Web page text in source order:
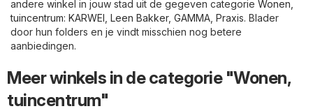
andere winkel in jouw stad uit de gegeven categorie Wonen,
tuincentrum: KARWEI Leen Bakker, GAMMA Praxis. Blader
door hun folders en je vindt misschien nog betere
aanbiedingen.
Meer winkels in de categorie "Wonen,
tuincentrum"